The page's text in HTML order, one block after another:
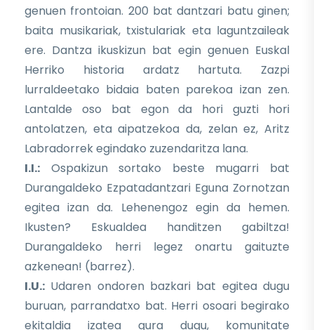
genuen frontoian. 200 bat dantzari batu ginen;
baita musikariak, txistulariak eta laguntzaileak
ere. Dantza ikuskizun bat egin genuen Euskal
Herriko historia ardatz hartuta. Zazpi
lurraldeetako bidaia baten parekoa izan zen.
Lantalde oso bat egon da hori guzti hori
antolatzen, eta aipatzekoa da, zelan ez, Aritz
Labradorrek egindako zuzendaritza lana.
I.I.: Ospakizun sortako beste mugarri bat
Durangaldeko Ezpatadantzari Eguna Zornotzan
egitea izan da. Lehenengoz egin da hemen.
Ikusten? Eskualdea handitzen gabiltza!
Durangaldeko herri legez onartu gaituzte
azkenean! (barrez).
I.U.: Udaren ondoren bazkari bat egitea dugu
buruan, parrandatxo bat. Herri osoari begirako
ekitaldia izatea gura dugu, komunitate